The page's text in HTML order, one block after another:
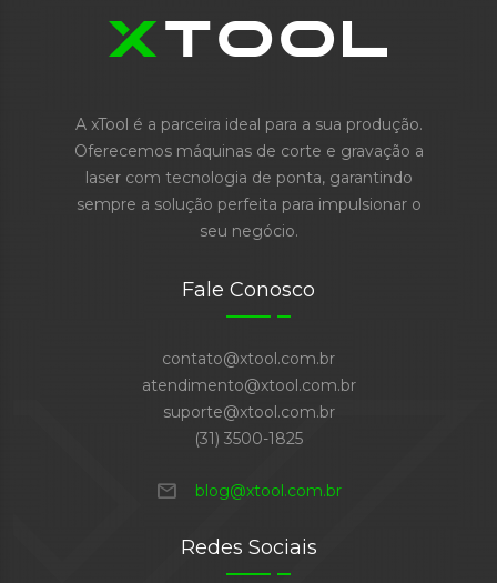
A xTool é a parceira ideal para a sua produção.
Oferecemos máquinas de corte e gravação a
laser com tecnologia de ponta, garantindo
sempre a solução perfeita para impulsionar o
seu negócio.
Fale Conosco
contato@xtool.com.br
atendimento@xtool.com.br
suporte@xtool.com.br
(31) 3500-1825
mail blog@xtool.com.br
Redes Sociais